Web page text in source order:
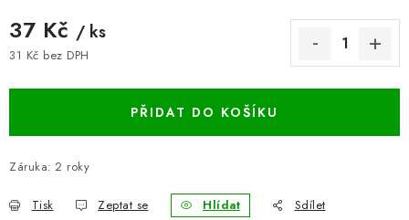
KONTAKTY
Obchodní a dodací podmínky
Ochrana osobních údajú
37 Kč / ks
31 Kč bez DPH
PŘIDAT DO KOŠÍKU
Záruka: 2 roky
Tisk Zeptat se Hlídat Sdílet